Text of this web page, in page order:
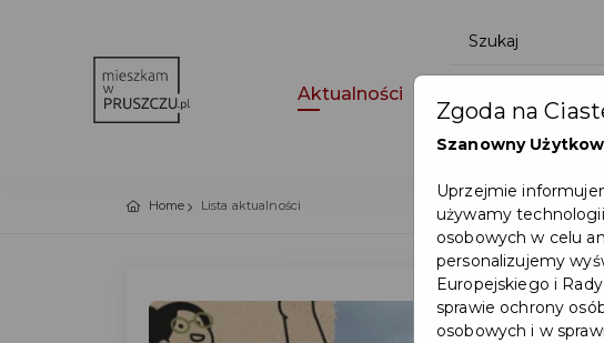
Aktualności
Home Lista aktualności
Małe
Zgoda na
Szanowny
Uprzejmie
używamy
osobowych w celu
personalizujemy
Europejskiego i
sprawie ochrony
osobowych i w